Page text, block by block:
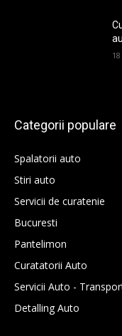
Categorii populare
Spalatorii auto
Stiri auto
Servicii de curatenie
Bucuresti
Pantelimon
Curatatorii Auto
Servicii Auto -
Detalling Auto